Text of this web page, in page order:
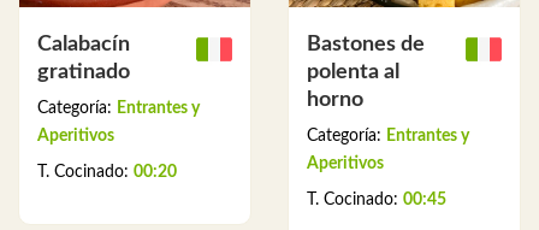
Calabacín
gratinado
Categoría: Entrantes y
Aperitivos
T. Cocinado: 00:20
Bastones de
polenta al
horno
Categoría: Entrantes y
Aperitivos
T. Cocinado: 00:45